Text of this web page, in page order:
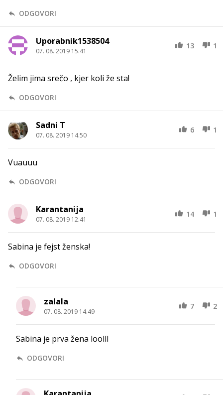
ODGOVORI
Uporabnik1538504
07. 08. 2019 15.41
13 1
Želim jima srečo , kjer koli že sta!
ODGOVORI
Sadni T
07. 08. 2019 14.50
6 1
Vuauuu
ODGOVORI
Karantanija
07. 08. 2019 12.41
14 1
Sabina je fejst ženska!
ODGOVORI
zalala
07. 08. 2019 14.49
7 2
Sabina je prva žena loolll
ODGOVORI